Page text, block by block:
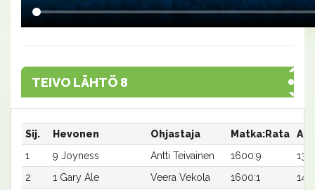
TEIVO LÄHTÖ 8
Sij. Hevonen Ohjastaja Matka:Rata
1
9 Joyness Antti Teivainen 1600:9
2
1 Gary Ale Veera Vekola 1600:1